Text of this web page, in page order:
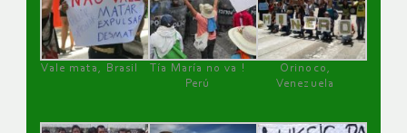
Vale mata, Brasil
Tía María no va !
Perú
Orinoco,
Venezuela